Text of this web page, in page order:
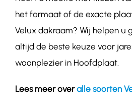
het formaat of de exacte
Velux dakraam? Wij helpen u
altijd de beste keuze voor
woonplezier in Hoofdplaat.
Lees meer overalle soorten